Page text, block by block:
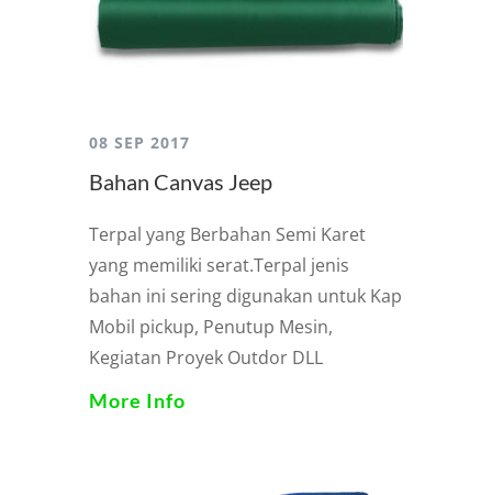
08 SEP 2017
Bahan Canvas Jeep
Terpal yang Berbahan Semi Karet
yang memiliki serat.Terpal jenis
bahan ini sering digunakan untuk Kap
Mobil pickup, Penutup Mesin,
Kegiatan Proyek Outdor DLL
More Info